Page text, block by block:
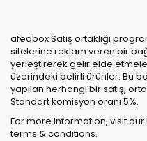
afedbox Satış ortaklığı
sitelerine reklam veren bir
yerleştirerek gelir elde
üzerindeki belirli ürünler. Bu
yapılan herhangi bir satış,
Standart komisyon oranı 5%.
For more information, visit
terms & conditions.